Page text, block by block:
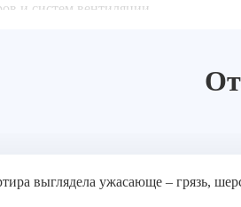
и систем вентиляции
выглядела ужасающе – грязь,